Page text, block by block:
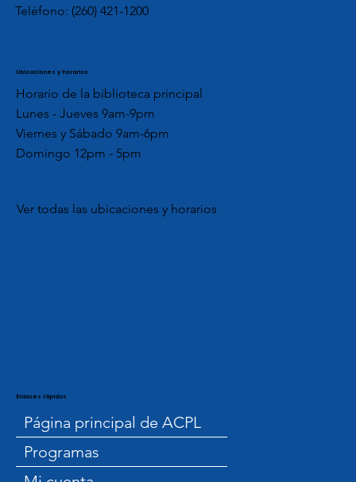
Teléfono: (260) 421-1200
Ubicaciones y horarios
Horario de la biblioteca principal
Lunes - Jueves 9am-9pm
Viernes y Sábado 9am-6pm
Domingo 12pm - 5pm
Ver todas las ubicaciones y horarios
Enlaces rápidos
Página principal de ACPL
Programas